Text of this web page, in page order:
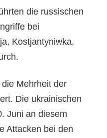
die russischen
bei
Kostjantyniwka,
Mehrheit der
Die ukrainischen
Juni an diesem
Attacken bei den